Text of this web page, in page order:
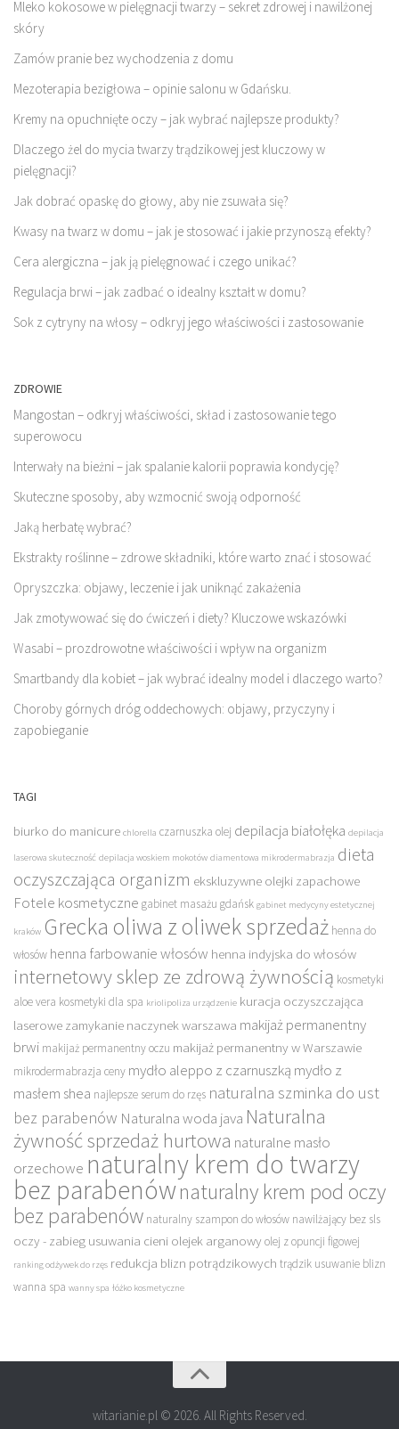
Mleko kokosowe w pielęgnacji twarzy – sekret zdrowej i nawilżonej
skóry
Zamów pranie bez wychodzenia z domu
Mezoterapia bezigłowa – opinie salonu w Gdańsku.
Kremy na opuchnięte oczy – jak wybrać najlepsze produkty?
Dlaczego żel do mycia twarzy trądzikowej jest kluczowy w
pielęgnacji?
Jak dobrać opaskę do głowy, aby nie zsuwała się?
Kwasy na twarz w domu – jak je stosować i jakie przynoszą efekty?
Cera alergiczna – jak ją pielęgnować i czego unikać?
Regulacja brwi – jak zadbać o idealny kształt w domu?
Sok z cytryny na włosy – odkryj jego właściwości i zastosowanie
ZDROWIE
Mangostan – odkryj właściwości, skład i zastosowanie tego
superowocu
Interwały na bieżni – jak spalanie kalorii poprawia kondycję?
Skuteczne sposoby, aby wzmocnić swoją odporność
Jaką herbatę wybrać?
Ekstrakty roślinne – zdrowe składniki, które warto znać i stosować
Opryszczka: objawy, leczenie i jak uniknąć zakażenia
Jak zmotywować się do ćwiczeń i diety? Kluczowe wskazówki
Wasabi – prozdrowotne właściwości i wpływ na organizm
Smartbandy dla kobiet – jak wybrać idealny model i dlaczego warto?
Choroby górnych dróg oddechowych: objawy, przyczyny i
zapobieganie
TAGI
biurko do manicure chlorella czarnuszka olej depilacja białołęka depilacja
laserowa skuteczność depilacja woskiem mokotów diamentowa mikrodermabrazja dieta
oczyszczająca organizm ekskluzywne olejki zapachowe
Fotele kosmetyczne gabinet masażu gdańsk gabinet medycyny estetycznej
kraków Grecka oliwa z oliwek sprzedaż henna do
włosów henna farbowanie włosów henna indyjska do włosów
internetowy sklep ze zdrową żywnością kosmetyki
aloe vera kosmetyki dla spa kriolipoliza urządzenie kuracja oczyszczająca
laserowe zamykanie naczynek warszawa makijaż permanentny
brwi makijaż permanentny oczu makijaż permanentny w Warszawie
mikrodermabrazja ceny mydło aleppo z czarnuszką mydło z
masłem shea najlepsze serum do rzęs naturalna szminka do ust
bez parabenów Naturalna woda java Naturalna
żywność sprzedaż hurtowa naturalne masło
orzechowe naturalny krem do twarzy
bez parabenównaturalny krem pod oczy
bez parabenów naturalny szampon do włosów nawilżający bez sls
oczy - zabieg usuwania cieni olejek arganowy olej z opuncji figowej
ranking odżywek do rzęs redukcja blizn potrądzikowych trądzik usuwanie blizn
wanna spa wanny spa łóżko kosmetyczne
witarianie.pl © 2026. All Rights Reserved.